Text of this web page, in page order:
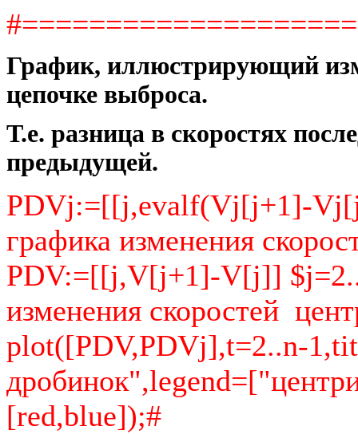
График, иллюстрирующий
цепочке выброса.
Т.е. разница в скоростях
предыдущей.
PDVj:=[[j,evalf(Vj[j+1]-
графика изменения
PDV:=[[j,V[j+1]-V[j]]
изменения скоростей
plot([PDV,PDVj],t=2..n-
[red,blue]);#